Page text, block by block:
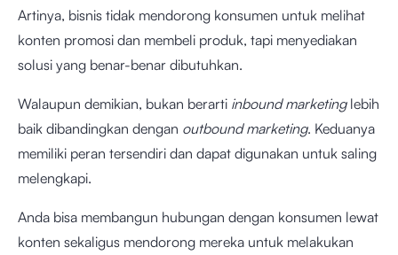
Artinya, bisnis tidak mendorong konsumen untuk melihat
konten promosi dan membeli produk, tapi menyediakan
solusi yang benar-benar dibutuhkan.
Walaupun demikian, bukan berarti inbound marketing lebih
baik dibandingkan dengan outbound marketing. Keduanya
memiliki peran tersendiri dan dapat digunakan untuk saling
melengkapi.
Anda bisa membangun hubungan dengan konsumen lewat
konten sekaligus mendorong mereka untuk melakukan